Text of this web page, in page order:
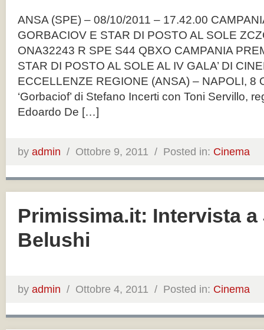
ANSA (SPE) – 08/10/2011 – 17.42.00
GORBACIOV E STAR DI POSTO AL SOLE
ONA32243 R SPE S44 QBXO CAMPANIA
STAR DI POSTO AL SOLE AL IV GALA’ DI
ECCELLENZE REGIONE (ANSA) – NAPOLI, 8
‘Gorbaciof’ di Stefano Incerti con Toni Servillo,
Edoardo De […]
by admin / Ottobre 9, 2011 / Posted in: Cinema
Primissima.it: Intervista a
Belushi
by admin / Ottobre 4, 2011 / Posted in: Cinema